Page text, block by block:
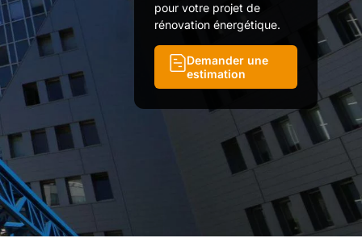
pour votre projet de
rénovation énergétique.
Demander une
estimation